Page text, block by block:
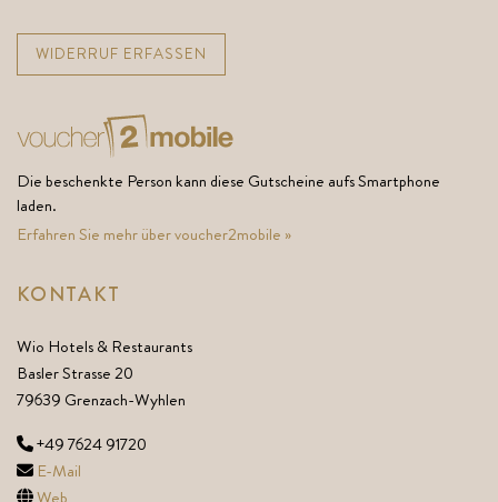
WIDERRUF ERFASSEN
Die beschenkte Person kann diese Gutscheine aufs Smartphone
laden.
Erfahren Sie mehr über voucher2mobile »
KONTAKT
Wio Hotels & Restaurants
Basler Strasse 20
79639 Grenzach-Wyhlen
+49 7624 91720
E-Mail